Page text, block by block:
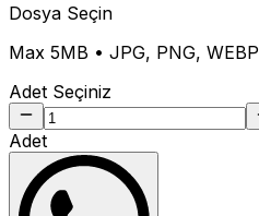
Dosya Seçin
Max 5MB • JPG, PNG, WEBP
Adet Seçiniz
Adet